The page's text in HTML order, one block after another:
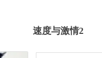
速度与激情2